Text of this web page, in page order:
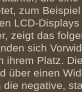
zum
LCD-
zeigt das
sich
ihrem Platz.
über einen
negative,